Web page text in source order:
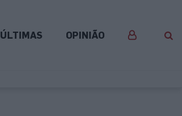
ÚLTIMAS OPINIÃO